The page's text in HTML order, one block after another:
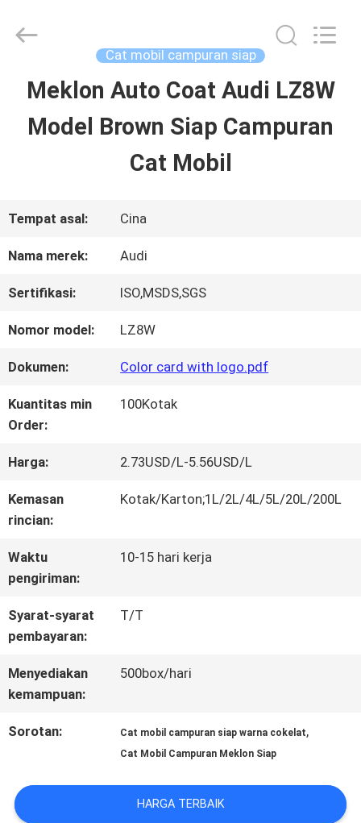
RUMAH
VIDEO
WISATA
PABRIK
KONTROL
KUALITAS
HUBUNGI
SUATU
Chemical
Reserved.
Cat mobil campuran siap
Meklon Auto Coat Audi LZ8W
Model Brown Siap Campuran
Cat Mobil
Tempat asal: Cina
Nama merek: Audi
Sertifikasi: ISO,MSDS,SGS
Nomor model: LZ8W
Dokumen: Color card with logo.pdf
Kuantitas min
Order:
100Kotak
Harga: 2.73USD/L-5.56USD/L
Kemasan
rincian:
Kotak/Karton;1L/2L/4L/5L/20L/200L
Waktu
pengiriman:
10-15 hari kerja
Syarat-syarat
pembayaran:
T/T
Menyediakan
kemampuan:
500box/hari
Sorotan: Cat mobil campuran siap warna cokelat,
Cat Mobil Campuran Meklon Siap
HARGA TERBAIK